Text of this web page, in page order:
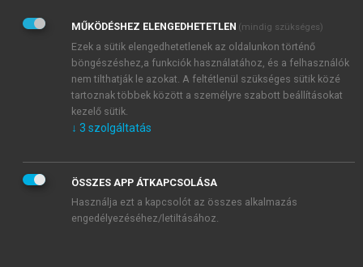
Adatkezelési tájékoztatóbanfoglaltakat tudomásul
veszem és elfogadom.
Általános vásárlási feltételeket, valamint a szotar.netés a
mersz.huoldalak licencszerződéseiben foglaltakat
tudomásul veszem és elfogadom.
KIPRÓBÁLOM
MŰKÖDÉSHEZ ELENGEDHETETLEN (mindig szükséges)
Ezek a sütik elengedhetetlenek az oldalunkon történő
böngészéshez,a funkciók használatához, és a felhasználók
nem tilthatják le azokat. A feltétlenül szükséges sütik közé
tartoznak többek között a személyre szabott beállításokat
kezelő sütik.
↓ 3 szolgáltatás
ÖSSZES APP ÁTKAPCSOLÁSA
Használja ezt a kapcsolót az összes alkalmazás
engedélyezéséhez/letiltásához.